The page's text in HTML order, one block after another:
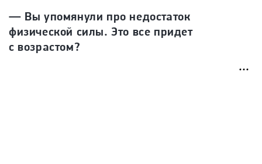
— Вы упомянули про недостаток
физической силы. Это все придет
с возрастом?